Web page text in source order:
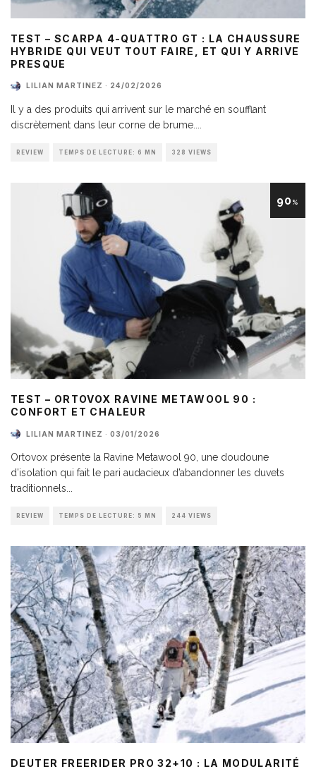
TEST – SCARPA 4-QUATTRO GT : LA CHAUSSURE
HYBRIDE QUI VEUT TOUT FAIRE, ET QUI Y ARRIVE
PRESQUE
LILIAN MARTINEZ · 24/02/2026
Il y a des produits qui arrivent sur le marché en soufflant
discrètement dans leur corne de brume.
REVIEW TEMPS DE LECTURE: 6 MN 328 VIEWS
90%
TEST – ORTOVOX RAVINE METAWOOL 90 :
CONFORT ET CHALEUR
LILIAN MARTINEZ · 03/01/2026
Ortovox présente la Ravine Metawool 90, une doudoune
d’isolation qui fait le pari audacieux d’abandonner les duvets
traditionnels...
REVIEW TEMPS DE LECTURE: 5 MN 244 VIEWS
DEUTER FREERIDER PRO 32+10 : LA MODULARITÉ